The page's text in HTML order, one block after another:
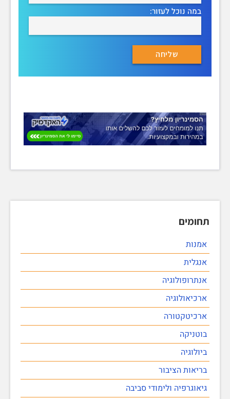
תחומים
אמנות
אנגלית
אנתרופולוגיה
ארכיאולוגיה
ארכיטקטורה
בוטניקה
ביולוגיה
בריאות הציבור
גיאוגרפיה ולימודי סביבה
במה נוכל לעזור: